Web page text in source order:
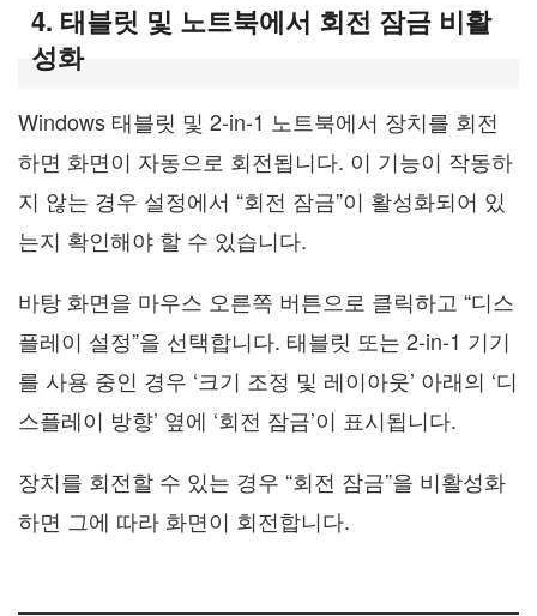
4. 태블릿 및 노트북에서 회전 잠금 비활
성화
Windows 태블릿 및 2-in-1 노트북에서 장치를 회전
하면 화면이 자동으로 회전됩니다. 이 기능이 작동하
지 않는 경우 설정에서 “회전 잠금”이 활성화되어 있
는지 확인해야 할 수 있습니다.
바탕 화면을 마우스 오른쪽 버튼으로 클릭하고 “디스
플레이 설정”을 선택합니다. 태블릿 또는 2-in-1 기기
를 사용 중인 경우 ‘크기 조정 및 레이아웃’ 아래의 ‘디
스플레이 방향’ 옆에 ‘회전 잠금’이 표시됩니다.
장치를 회전할 수 있는 경우 “회전 잠금”을 비활성화
하면 그에 따라 화면이 회전합니다.